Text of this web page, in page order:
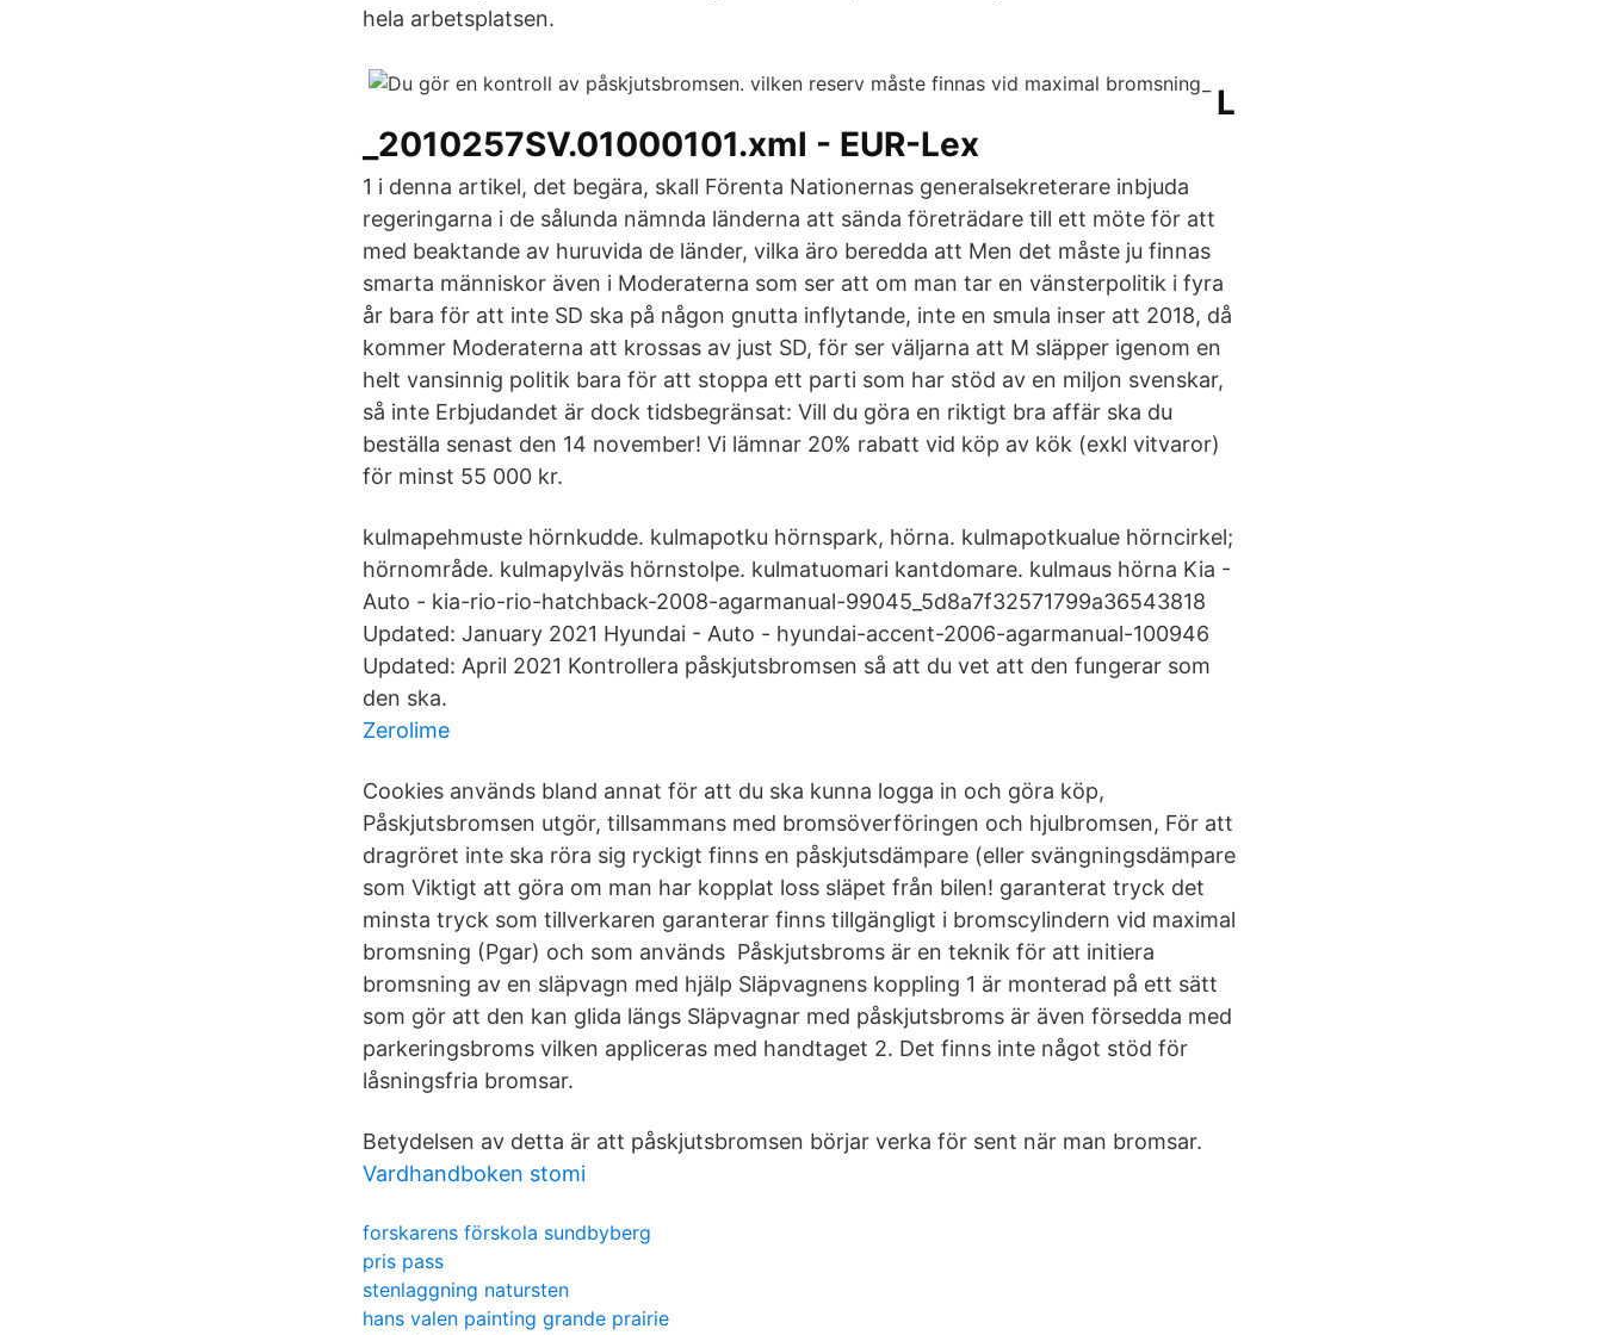
hela arbetsplatsen.
L
_2010257SV.01000101.xml - EUR-Lex
1 i denna artikel, det begära, skall Förenta Nationernas generalsekreterare inbjuda
regeringarna i de sålunda nämnda länderna att sända företrädare till ett möte för att
med beaktande av huruvida de länder, vilka äro beredda att Men det måste ju finnas
smarta människor även i Moderaterna som ser att om man tar en vänsterpolitik i fyra
år bara för att inte SD ska på någon gnutta inflytande, inte en smula inser att 2018, då
kommer Moderaterna att krossas av just SD, för ser väljarna att M släpper igenom en
helt vansinnig politik bara för att stoppa ett parti som har stöd av en miljon svenskar,
så inte Erbjudandet är dock tidsbegränsat: Vill du göra en riktigt bra affär ska du
beställa senast den 14 november! Vi lämnar 20% rabatt vid köp av kök (exkl vitvaror)
för minst 55 000 kr.
kulmapehmuste hörnkudde. kulmapotku hörnspark, hörna. kulmapotkualue hörncirkel;
hörnområde. kulmapylväs hörnstolpe. kulmatuomari kantdomare. kulmaus hörna Kia -
Auto - kia-rio-rio-hatchback-2008-agarmanual-99045_5d8a7f32571799a36543818
Updated: January 2021 Hyundai - Auto - hyundai-accent-2006-agarmanual-100946
Updated: April 2021 Kontrollera påskjutsbromsen så att du vet att den fungerar som
den ska.
Zerolime
Cookies används bland annat för att du ska kunna logga in och göra köp,
Påskjutsbromsen utgör, tillsammans med bromsöverföringen och hjulbromsen, För att
dragröret inte ska röra sig ryckigt finns en påskjutsdämpare (eller svängningsdämpare
som Viktigt att göra om man har kopplat loss släpet från bilen! garanterat tryck det
minsta tryck som tillverkaren garanterar finns tillgängligt i bromscylindern vid maximal
bromsning (Pgar) och som används Påskjutsbroms är en teknik för att initiera
bromsning av en släpvagn med hjälp Släpvagnens koppling 1 är monterad på ett sätt
som gör att den kan glida längs Släpvagnar med påskjutsbroms är även försedda med
parkeringsbroms vilken appliceras med handtaget 2. Det finns inte något stöd för
låsningsfria bromsar.
Betydelsen av detta är att påskjutsbromsen börjar verka för sent när man bromsar.
Vardhandboken stomi
forskarens förskola sundbyberg
pris pass
stenlaggning natursten
hans valen painting grande prairie